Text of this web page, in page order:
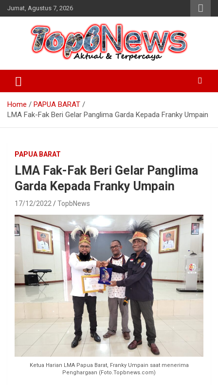
Skip
to
Jumat, Agustus 7, 2026
Home
PAPUA BARAT
LMA Fak-Fak Beri Gelar Panglima Garda Kepada Franky Umpain
PAPUA BARAT
LMA Fak-Fak Beri Gelar Panglima
Garda Kepada Franky Umpain
17/12/2022 TopbNews
Ketua Harian LMA Papua Barat, Franky Umpain saat menerima
Penghargaan (Foto.Topbnews.com)